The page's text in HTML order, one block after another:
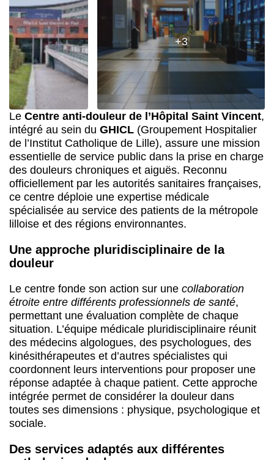
+3
Le Centre anti-douleur de l’Hôpital Saint Vincent,
intégré au sein du GHICL (Groupement Hospitalier
de l’Institut Catholique de Lille), assure une mission
essentielle de service public dans la prise en charge
des douleurs chroniques et aiguës. Reconnu
officiellement par les autorités sanitaires françaises,
ce centre déploie une expertise médicale
spécialisée au service des patients de la métropole
lilloise et des régions environnantes.
Une approche pluridisciplinaire de la
douleur
Le centre fonde son action sur une collaboration
étroite entre différents professionnels de santé,
permettant une évaluation complète de chaque
situation. L’équipe médicale pluridisciplinaire réunit
des médecins algologues, des psychologues, des
kinésithérapeutes et d’autres spécialistes qui
coordonnent leurs interventions pour proposer une
réponse adaptée à chaque patient. Cette approche
intégrée permet de considérer la douleur dans
toutes ses dimensions : physique, psychologique et
sociale.
Des services adaptés aux différentes